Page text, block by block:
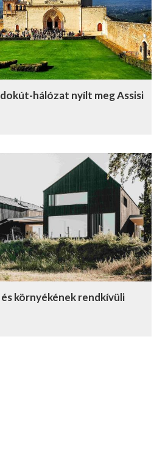
hálózat nyílt meg Assisi
környékének rendkívüli